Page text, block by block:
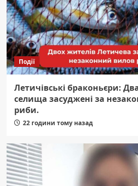
Події
Летичівські браконьєри:
селища засуджені за
риби.
22 години тому назад